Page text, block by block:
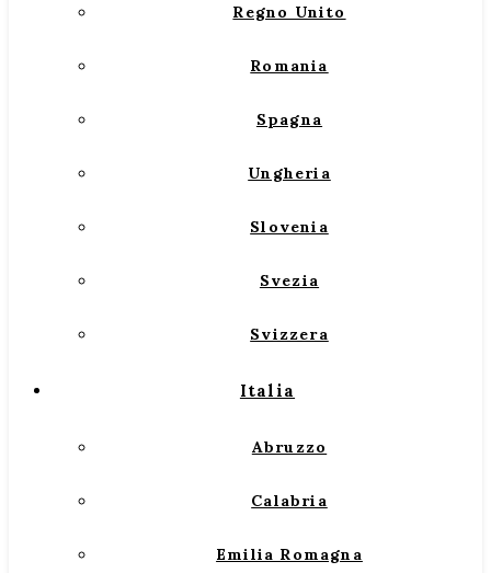
Regno Unito
Romania
Spagna
Ungheria
Slovenia
Svezia
Svizzera
Italia
Abruzzo
Calabria
Emilia Romagna